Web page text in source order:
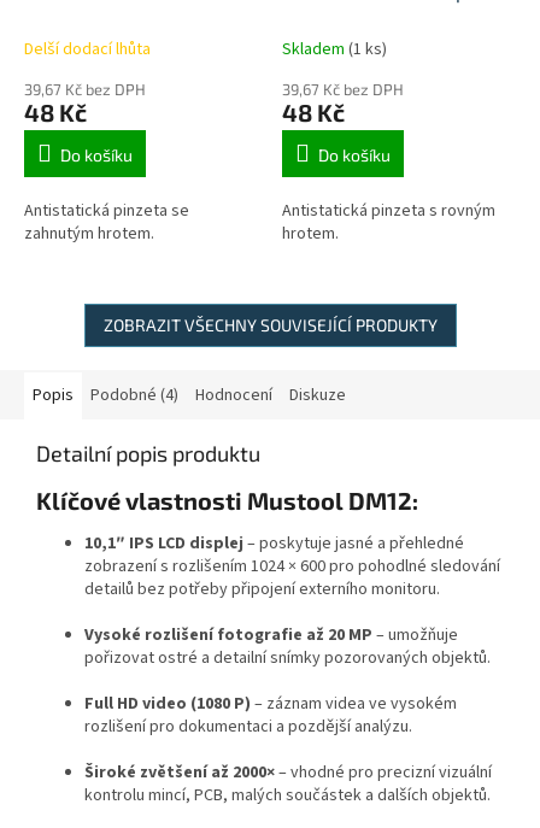
Delší dodací lhůta
39,67 Kč bez DPH
48 Kč
Do košíku
Antistatická pinzeta se
zahnutým hrotem.
Skladem (1 ks)
39,67 Kč bez DPH
48 Kč
Do košíku
Antistatická pinzeta s rovným
hrotem.
ZOBRAZIT VŠECHNY SOUVISEJÍCÍ PRODUKTY
Popis Podobné (4) Hodnocení Diskuze
Detailní popis produktu
Klíčové vlastnosti Mustool DM12:
10,1″ IPS LCD displej – poskytuje jasné a přehledné
zobrazení s rozlišením 1024 × 600 pro pohodlné sledování
detailů bez potřeby připojení externího monitoru.
Vysoké rozlišení fotografie až 20 MP – umožňuje
pořizovat ostré a detailní snímky pozorovaných objektů.
Full HD video (1080 P) – záznam videa ve vysokém
rozlišení pro dokumentaci a pozdější analýzu.
Široké zvětšení až 2000×– vhodné pro precizní vizuální
kontrolu mincí, PCB, malých součástek a dalších objektů.